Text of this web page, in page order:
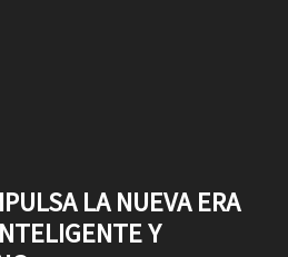
LA NUEVA ERA
Y